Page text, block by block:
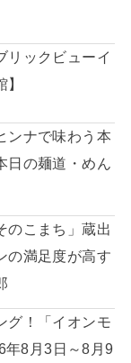
リックビューイ
ンナで味わう本
日の麺道・めん
のこまち」蔵出
の満足度が高す
グ！「イオンモ
年8月3日～8月9